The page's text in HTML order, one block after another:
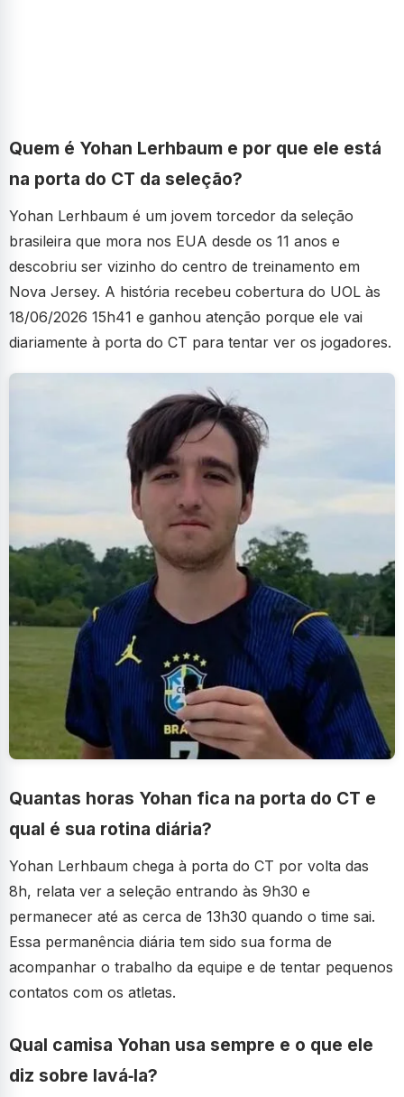
Quem é Yohan Lerhbaum e por que ele está
na porta do CT da seleção?
Yohan Lerhbaum é um jovem torcedor da seleção
brasileira que mora nos EUA desde os 11 anos e
descobriu ser vizinho do centro de treinamento em
Nova Jersey. A história recebeu cobertura do UOL às
18/06/2026 15h41 e ganhou atenção porque ele vai
diariamente à porta do CT para tentar ver os jogadores.
Quantas horas Yohan fica na porta do CT e
qual é sua rotina diária?
Yohan Lerhbaum chega à porta do CT por volta das
8h, relata ver a seleção entrando às 9h30 e
permanecer até as cerca de 13h30 quando o time sai.
Essa permanência diária tem sido sua forma de
acompanhar o trabalho da equipe e de tentar pequenos
contatos com os atletas.
Qual camisa Yohan usa sempre e o que ele
diz sobre lavá‑la?